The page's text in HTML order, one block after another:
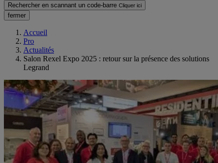
Rechercher en scannant un code-barre Cliquer ici
fermer
Accueil
Pro
Actualités
Salon Rexel Expo 2025 : retour sur la présence des solutions
Legrand